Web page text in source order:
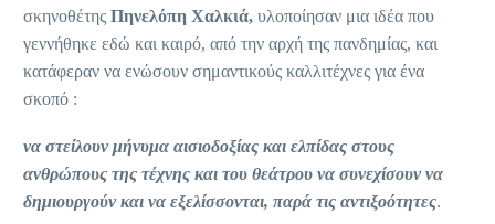
σκηνοθέτης Πηνελόπη Χαλκιά, υλοποίησαν μια ιδέα που
γεννήθηκε εδώ και καιρό, από την αρχή της πανδημίας, και
κατάφεραν να ενώσουν σημαντικούς καλλιτέχνες για ένα
σκοπό :
να στείλουν μήνυμα αισιοδοξίας και ελπίδας στους
ανθρώπους της τέχνης και του θεάτρου να συνεχίσουν να
δημιουργούν και να εξελίσσονται, παρά τις αντιξοότητες.